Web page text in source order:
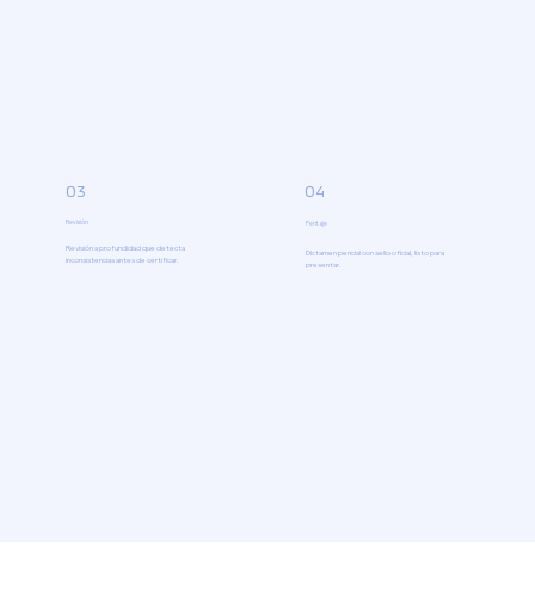
04
Peritaje
Dictamen pericial con sello oficial, listo para
presentar.
03
Revisión
Revisión a profundidad que detecta
inconsistencias antes de certificar.